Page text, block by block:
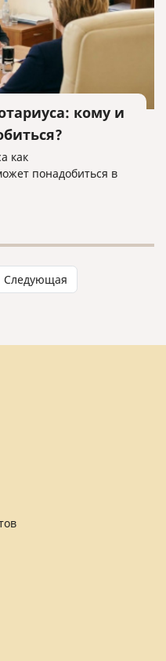
кому и
как
понадобиться в
Следующая